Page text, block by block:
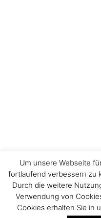
Um unsere Webseite
fortlaufend verbessern zu
Durch die weitere
Verwendung von
Cookies erhalten Sie in